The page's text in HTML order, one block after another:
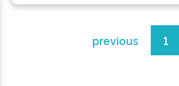
previous 1